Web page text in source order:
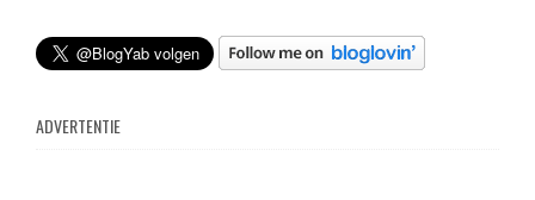
ADVERTENTIE